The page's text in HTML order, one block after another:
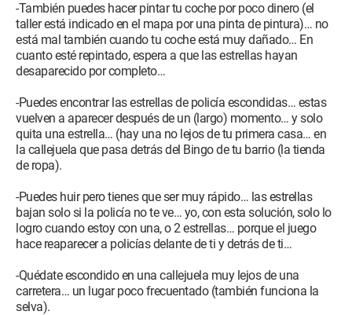
-También puedes hacer pintar tu coche por poco dinero (el
taller está indicado en el mapa por una pinta de pintura)… no
está mal también cuando tu coche está muy dañado… En
cuanto esté repintado, espera a que las estrellas hayan
desaparecido por completo…
-Puedes encontrar las estrellas de policía escondidas… estas
vuelven a aparecer después de un (largo) momento… y solo
quita una estrella… (hay una no lejos de tu primera casa… en
la callejuela que pasa detrás del Bingo de tu barrio (la tienda
de ropa).
-Puedes huir pero tienes que ser muy rápido… las estrellas
bajan solo si la policía no te ve… yo, con esta solución, solo lo
logro cuando estoy con una, o 2 estrellas… porque el juego
hace reaparecer a policías delante de ti y detrás de ti…
-Quédate escondido en una callejuela muy lejos de una
carretera… un lugar poco frecuentado (también funciona la
selva).